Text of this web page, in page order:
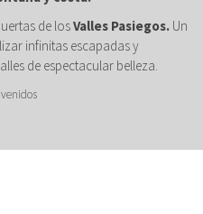
de losValles Pasiegos. Un
infinitas escapadas y
de espectacular belleza.